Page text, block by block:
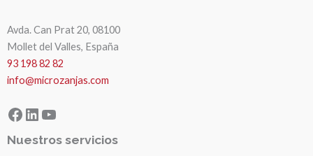
Avda. Can Prat 20, 08100
Mollet del Valles, España
93 198 82 82
info@microzanjas.com
Facebook
LinkedIn
YouTube
Nuestros servicios